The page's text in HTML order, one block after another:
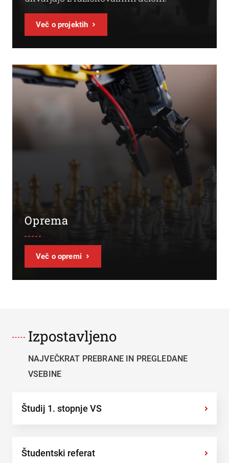
Več o projektih
Oprema
Več o opremi
Izpostavljeno
NAJVEČKRAT PREBRANE IN PREGLEDANE
VSEBINE
Študij 1. stopnje VS ›
Študentski referat ›